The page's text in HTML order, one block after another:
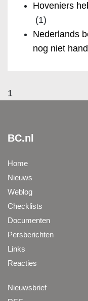
Hoveniers
(1)
Nederlands
nog niet
1
BC.nl
Home
Nieuws
Weblog
Checklists
Documenten
Persberichten
Links
Reacties
Nieuwsbrief